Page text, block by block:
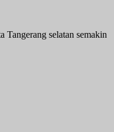
selatan semakin